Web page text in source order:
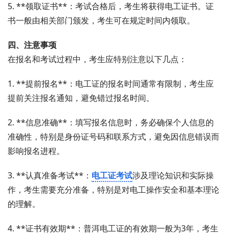
5. **领取证书**：考试合格后，考生将获得电工证书。证
书一般由相关部门颁发，考生可在规定时间内领取。
四、注意事项
在报名和考试过程中，考生应特别注意以下几点：
1. **提前报名**：电工证的报名时间通常有限制，考生应
提前关注报名通知，避免错过报名时间。
2. **信息准确**：填写报名信息时，务必确保个人信息的
准确性，特别是身份证号码和联系方式，避免因信息错误而
影响报名进程。
3. **认真准备考试**： 电工证考试涉及理论知识和实际操
作，考生需要充分准备，特别是对电工操作安全和基本理论
的理解。
4. **证书有效期**：普洱电工证的有效期一般为3年，考生